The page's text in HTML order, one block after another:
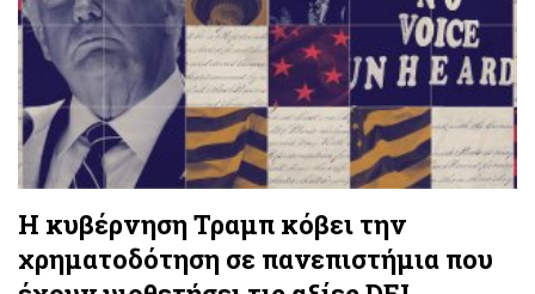
H κυβέρνηση Τραμπ κόβει την
χρηματοδότηση σε πανεπιστήμια που